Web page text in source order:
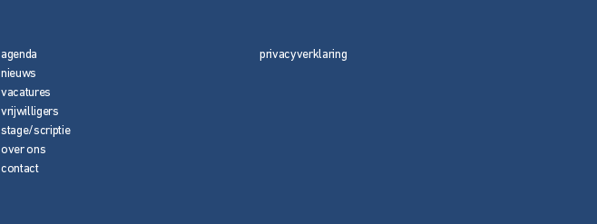
agenda
nieuws
vacatures
vrijwilligers
stage/scriptie
over ons
contact
privacyverklaring